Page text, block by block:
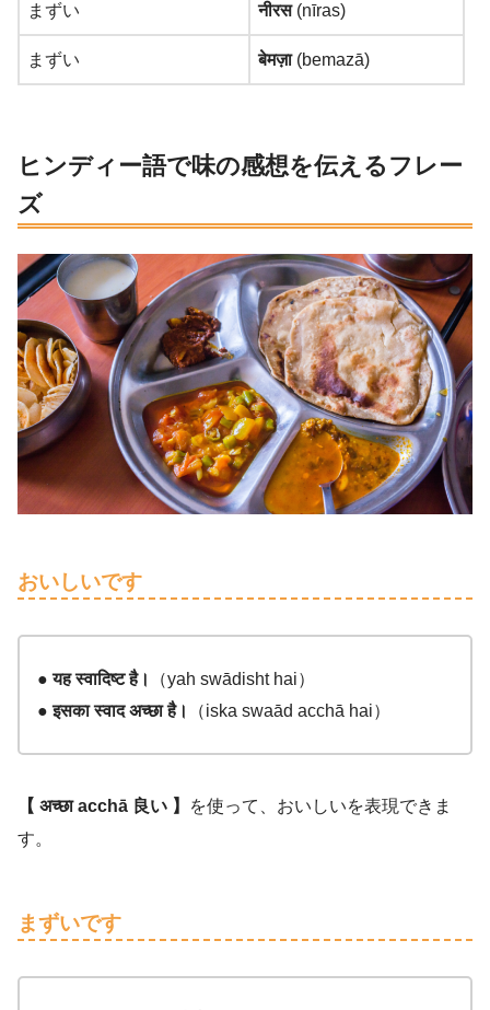
まずい नीरस(nīras)
まずい बेमज़ा(bemazā)
ヒンディー語で味の感想を伝えるフレー
ズ
おいしいです
● यह स्वादिष्ट है।
（yah swādisht hai）
● इसका स्वाद अच्छा है।
（iska swaād acchā hai）
【 अच्छा acchā 良い 】
を使って、おいしいを表現できま
す。
まずいです